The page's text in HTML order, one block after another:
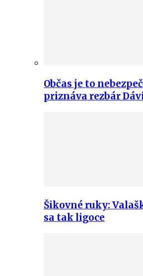
Občas je to
priznáva rezbár
Šikovné ruky:
sa tak ligoce